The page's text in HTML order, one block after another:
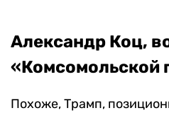
Александр Коц,
«Комсомольской
Похоже, Трамп,